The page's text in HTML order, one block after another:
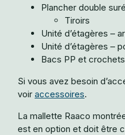
Plancher double
Tiroirs
Unité d’étagères –
Unité d’étagères –
Bacs PP et crochets
Si vous avez besoin
voir accessoires.
La mallette Raaco
est en option et doit être